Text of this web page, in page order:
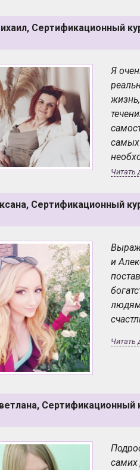
это
том,
Сертификационный
Я
самых
Читать
Сертификационный
и
людям
Читать
Сертификационный
самих